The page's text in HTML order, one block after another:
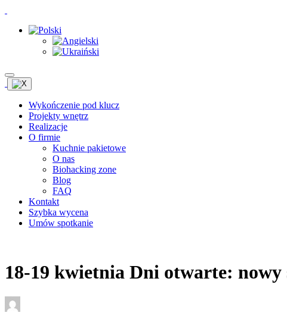
Wykończenie pod klucz
Projekty wnętrz
Realizacje
O firmie
Kuchnie pakietowe
O nas
Biohacking zone
Blog
FAQ
Kontakt
Szybka wycena
Umów spotkanie
18-19 kwietnia Dni otwarte: